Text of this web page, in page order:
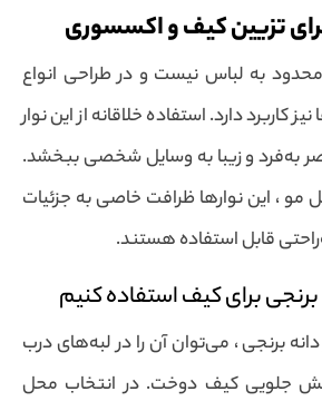
تزیین کیف و اکسسوری
محدود به لباس نیست و در طراحی انواع
دارد. استفاده خلاقانه از این نوار
به‌فرد و زیبا به وسایل شخصی ببخشد.
مو ، این نوارها ظرافت خاصی به جزئیات
قابل استفاده هستند.
برنجی برای کیف استفاده کنیم
دانه برنجی ، می‌توان آن را در لبه‌های درب
جلویی کیف دوخت. در انتخاب محل